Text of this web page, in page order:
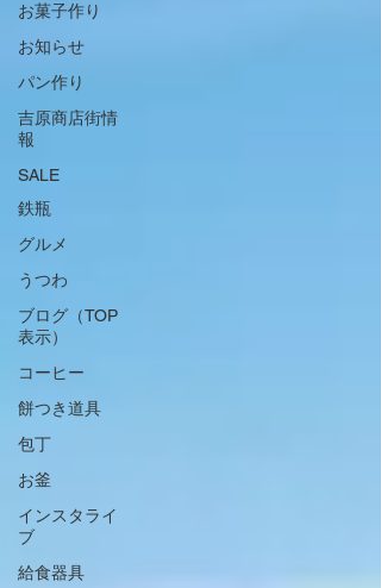
お菓子作り
お知らせ
パン作り
吉原商店街情
報
SALE
鉄瓶
グルメ
うつわ
ブログ（TOP
表示）
コーヒー
餅つき道具
包丁
お釜
インスタライ
ブ
給食器具